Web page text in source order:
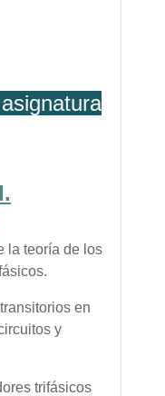
la teoría de los
en
y
trifásicos